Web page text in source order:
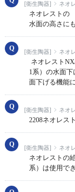
[衛生陶器] ネオ
ネオレストの
水面の高さに
[衛生陶器] ネオ
ネオレスト
1系）の水面
面下げる機能
[衛生陶器] ネオ
2208ネオレス
[衛生陶器] ネオ
ネオレストの
系）は使用で